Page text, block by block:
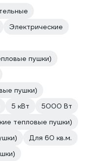
Электрические
пушки)
пушки)
5 кВт
5000 Вт
тепловые пушки)
Для 60 кв.м.